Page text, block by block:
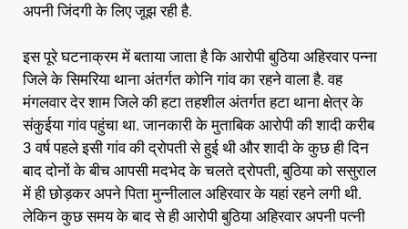
अपनी जिंदगी के लिए जूझ रही है.
इस पूरे घटनाक्रम में बताया जाता है कि आरोपी बुठिया अहिरवार पन्ना
जिले के सिमरिया थाना अंतर्गत कोनि गांव का रहने वाला है. वह
मंगलवार देर शाम जिले की हटा तहशील अंतर्गत हटा थाना क्षेत्र के
संकुईया गांव पहुंचा था. जानकारी के मुताबिक आरोपी की शादी करीब
3 वर्ष पहले इसी गांव की द्रोपती से हुई थी और शादी के कुछ ही दिन
बाद दोनों के बीच आपसी मदभेद के चलते द्रोपती, बुठिया को ससुराल
में ही छोड़कर अपने पिता मुन्नीलाल अहिरवार के यहां रहने लगी थी.
लेकिन कुछ समय के बाद से ही आरोपी बुठिया अहिरवार अपनी पत्नी